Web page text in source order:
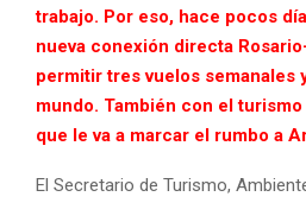
trabajo. Por eso, hace pocos
nueva conexión directa
permitir tres vuelos semanales
mundo. También con el
que le va a marcar el rumbo a
El Secretario de Turismo,